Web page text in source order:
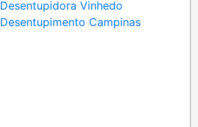
Desentupidora Vinhedo
Desentupimento Campinas